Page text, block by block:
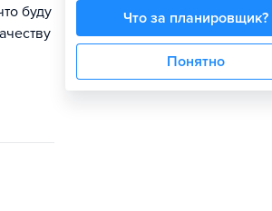
буду
Что за планировщик?
Понятно